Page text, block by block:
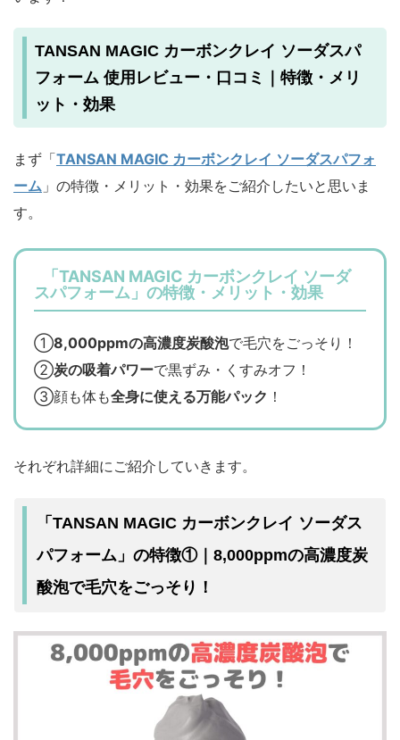
TANSAN MAGIC カーボンクレイ ソーダスパ
フォーム 使用レビュー・口コミ｜特徴・メリ
ット・効果
まず「TANSAN MAGIC カーボンクレイ ソーダスパフォ
ーム 」の特徴・メリット・効果をご紹介したいと思いま
す。
「TANSAN MAGIC カーボンクレイ ソーダ
スパフォーム」の特徴・メリット・効果
①8,000ppmの高濃度炭酸泡で毛穴をごっそり！
②炭の吸着パワーで黒ずみ・くすみオフ！
③顔も体も全身に使える万能パック ！
それぞれ詳細にご紹介していきます。
「TANSAN MAGIC カーボンクレイ ソーダス
パフォーム」の特徴①｜8,000ppmの高濃度炭
酸泡で毛穴をごっそり！